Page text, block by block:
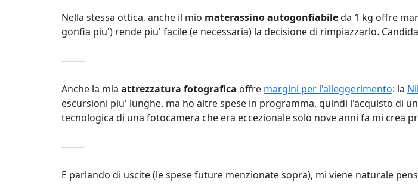
Nella stessa ottica, anche il mio materassino autogonfiabileda 1 kg offre
gonfia piu') rende piu' facile (e necessaria) la decisione di rimpiazzarlo.
--------
Anche la mia attrezzatura fotografica offre margini per l'alleggerimento: la
escursioni piu' lunghe, ma ho altre spese in programma, quindi l'acquisto di
tecnologica di una fotocamera che era eccezionale solo nove anni fa mi crea
--------
E parlando di uscite (le spese future menzionate sopra), mi viene naturale